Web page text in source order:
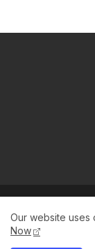
Our website
Now